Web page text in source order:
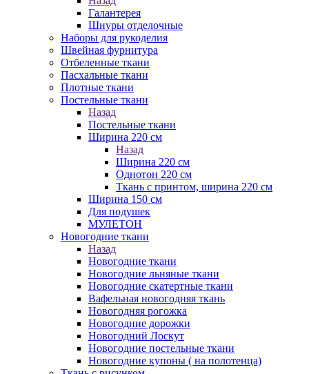
Галантерея
Шнуры отделочные
Наборы для рукоделия
Швейная фурнитура
Отбеленные ткани
Пасхальные ткани
Плотные ткани
Постельные ткани
Назад
Постельные ткани
Ширина 220 см
Назад
Ширина 220 см
Однотон 220 см
Ткань с принтом, ширина 220 см
Ширина 150 см
Для подушек
МУЛЕТОН
Новогодние ткани
Назад
Новогодние ткани
Новогодние льняные ткани
Новогодние скатертные ткани
Вафельная новогодняя ткань
Новогодняя рогожка
Новогодние дорожки
Новогодний Лоскут
Новогодние постельные ткани
Новогодние купоны ( на полотенца)